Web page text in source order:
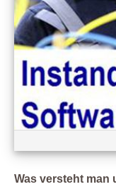
Was versteht man